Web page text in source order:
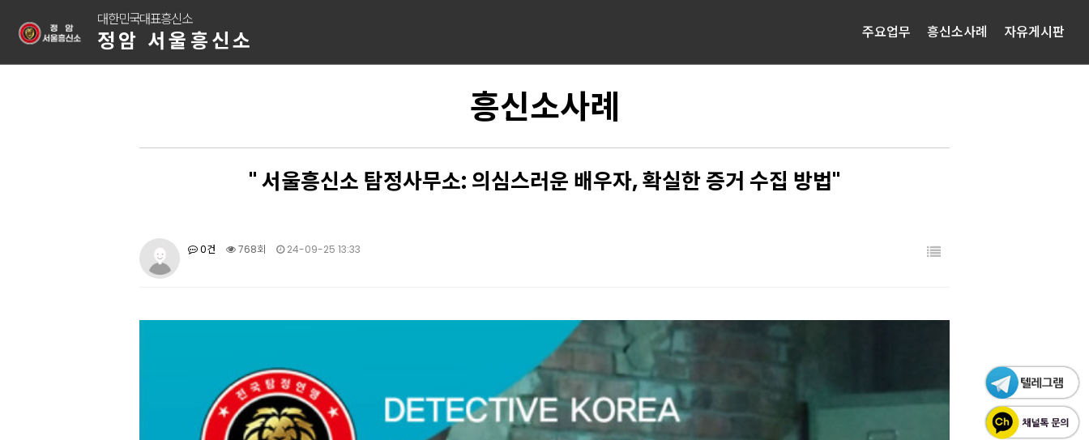
대한민국대표흥신소
정암 서울흥신소 주요업무 흥신소사례 자유게시판
흥신소사례
" 서울흥신소 탐정사무소: 의심스러운 배우자, 확실한 증거 수집 방법"
0건 768회 24-09-25 13:33